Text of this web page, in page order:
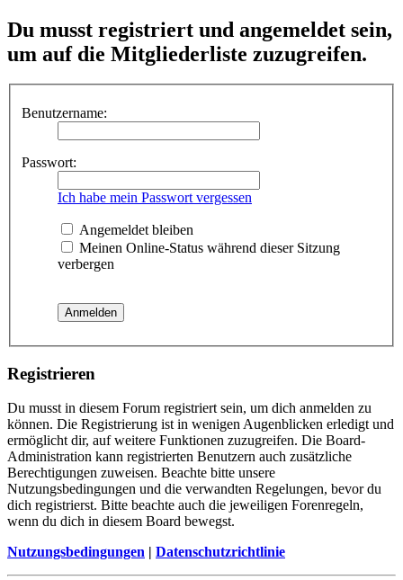
Du musst registriert und angemeldet sein,
um auf die Mitgliederliste zuzugreifen.
Benutzername:
Passwort:
Ich habe mein Passwort vergessen
Angemeldet bleiben
Meinen Online-Status während dieser Sitzung
verbergen
Registrieren
Du musst in diesem Forum registriert sein, um dich anmelden zu
können. Die Registrierung ist in wenigen Augenblicken erledigt und
ermöglicht dir, auf weitere Funktionen zuzugreifen. Die Board-
Administration kann registrierten Benutzern auch zusätzliche
Berechtigungen zuweisen. Beachte bitte unsere
Nutzungsbedingungen und die verwandten Regelungen, bevor du
dich registrierst. Bitte beachte auch die jeweiligen Forenregeln,
wenn du dich in diesem Board bewegst.
Nutzungsbedingungen | Datenschutzrichtlinie